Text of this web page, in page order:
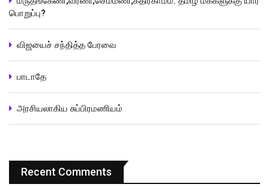
பொறுப்பு?
விஜயைச் சந்தித்த பேரவை
பாடாதே
அரசியலாகிய சுப்பிரமணியம்
Recent Comments